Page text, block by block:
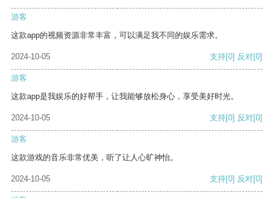
游客
这款app的视频资源非常丰富，可以满足我不同的娱乐需求。
2024-10-05 支持[0] 反对[0]
游客
这款app是我娱乐的好帮手，让我能够放松身心，享受美好时光。
2024-10-05 支持[0] 反对[0]
游客
这款游戏的音乐非常优美，听了让人心旷神怡。
2024-10-05 支持[0] 反对[0]